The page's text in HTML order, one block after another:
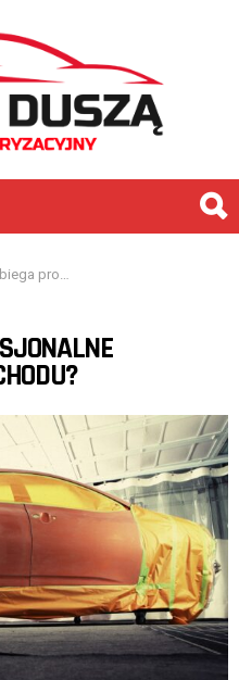
lakierowanie samochodu?